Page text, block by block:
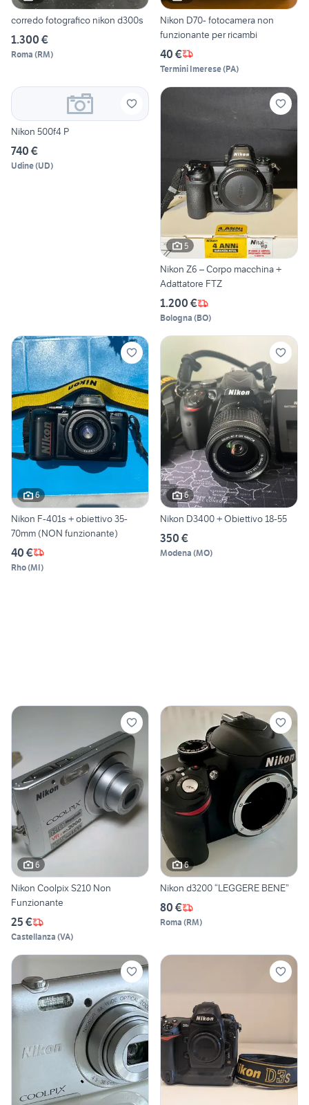
corredo fotografico nikon d300s
1.300 €
Roma (RM)
Nikon D70- fotocamera non
funzionante per ricambi
40 €
Termini Imerese(PA)
Nikon 500f4 P
740 €
Udine(UD)
5
Nikon Z6 – Corpo macchina +
Adattatore FTZ
1.200 €
Bologna (BO)
6
Nikon F-401s + obiettivo 35-
70mm (NON funzionante)
40 €
Rho(MI)
6
Nikon D3400 + Obiettivo 18-55
350 €
Modena (MO)
6
Nikon Coolpix S210 Non
Funzionante
25 €
Castellanza (VA)
6
Nikon d3200 “LEGGERE BENE”
80 €
Roma (RM)